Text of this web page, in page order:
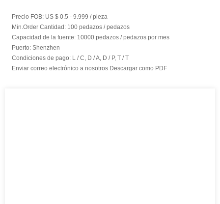
Precio FOB: US $ 0.5 - 9.999 / pieza
Min.Order Cantidad: 100 pedazos / pedazos
Capacidad de la fuente: 10000 pedazos / pedazos por mes
Puerto: Shenzhen
Condiciones de pago: L / C, D / A, D / P, T / T
Enviar correo electrónico a nosotros Descargar como PDF